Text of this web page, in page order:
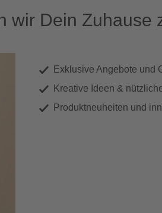
wir Dein Zuhause
Exklusive Angebote und
Kreative Ideen &
Produktneuheiten und